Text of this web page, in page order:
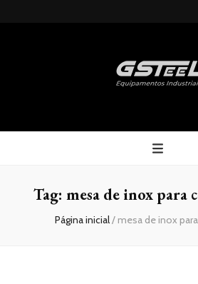
Gsteel
Tag: mesa de inox para
Página inicial/ mesa de inox